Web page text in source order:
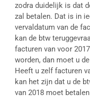
zodra duidelijk is dat
zal betalen. Dat is in
vervaldatum van de
kan de btw
facturen van voor
worden, dan moet u
Heeft u zelf facturen
kan het zijn dat u de
van 2018 moet